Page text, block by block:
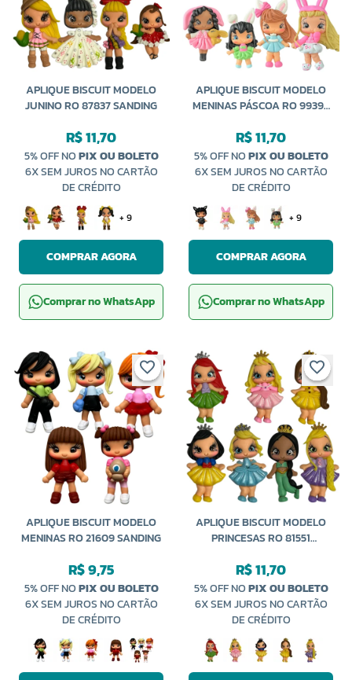
APLIQUE BISCUIT MODELO
JUNINO RO 87837 SANDING
R$ 11,70
5% OFF NOPIX OU BOLETO
6X SEM JUROS NO CARTÃO
DE CRÉDITO
+ 9
COMPRAR AGORA
Comprar no WhatsApp
APLIQUE BISCUIT MODELO
MENINAS PÁSCOA RO 99393
R$ 11,70
5% OFF NOPIX OU BOLETO
6X SEM JUROS NO CARTÃO
DE CRÉDITO
+ 9
COMPRAR AGORA
Comprar no WhatsApp
APLIQUE BISCUIT MODELO
MENINAS RO 21609 SANDING
R$ 9,75
5% OFF NOPIX OU BOLETO
6X SEM JUROS NO CARTÃO
DE CRÉDITO
APLIQUE BISCUIT MODELO
PRINCESAS RO 81551
R$ 11,70
5% OFF NOPIX OU BOLETO
6X SEM JUROS NO CARTÃO
DE CRÉDITO